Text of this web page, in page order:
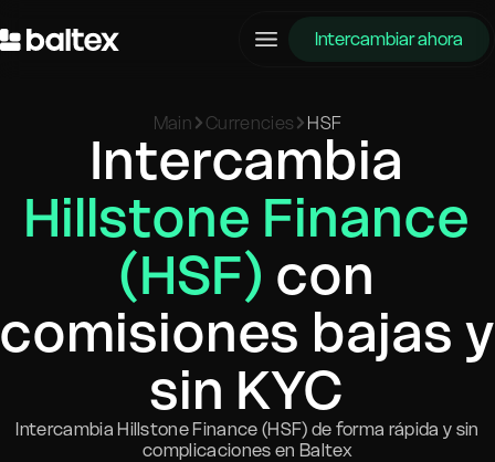
Intercambiar ahora
Main Currencies HSF
Intercambia
Hillstone Finance
(HSF) con
comisiones bajas y
sin KYC
Intercambia Hillstone Finance (HSF) de forma rápida y sin
complicaciones en Baltex